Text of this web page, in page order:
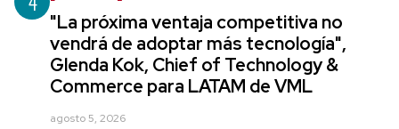
"La próxima ventaja competitiva no
vendrá de adoptar más tecnología",
Glenda Kok, Chief of Technology &
Commerce para LATAM de VML
agosto 5, 2026